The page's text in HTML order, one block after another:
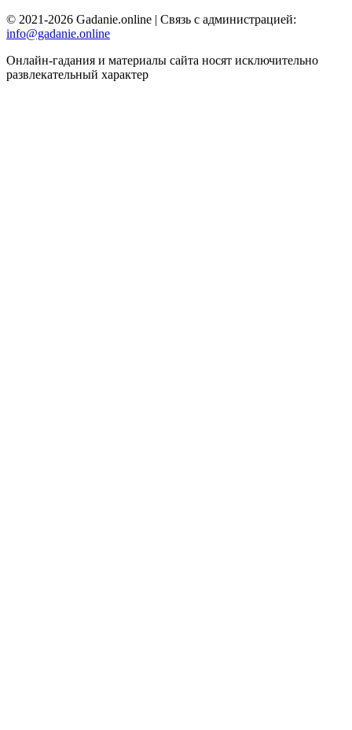
© 2021-2026 Gadanie.online | Связь с администрацией:
info@gadanie.online
Онлайн-гадания и материалы сайта носят исключительно
развлекательный характер